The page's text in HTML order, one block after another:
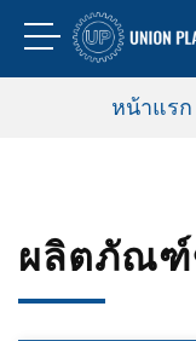
หน้าแรก
ผลิตภัณฑ์